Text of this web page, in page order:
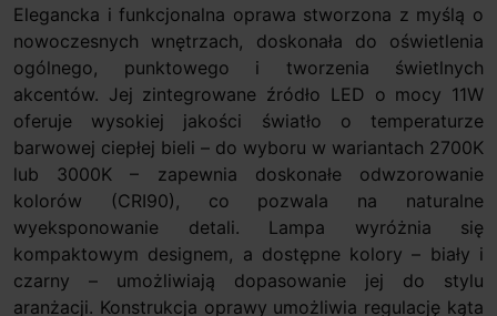
Elegancka i funkcjonalna oprawa stworzona z myślą o
nowoczesnych wnętrzach, doskonała do oświetlenia
ogólnego, punktowego i tworzenia świetlnych
akcentów. Jej zintegrowane źródło LED o mocy 11W
oferuje wysokiej jakości światło o temperaturze
barwowej ciepłej bieli – do wyboru w wariantach 2700K
lub 3000K – zapewnia doskonałe odwzorowanie
kolorów (CRI90), co pozwala na naturalne
wyeksponowanie detali. Lampa wyróżnia się
kompaktowym designem, a dostępne kolory – biały i
czarny – umożliwiają dopasowanie jej do stylu
aranżacji. Konstrukcja oprawy umożliwia regulację kąta